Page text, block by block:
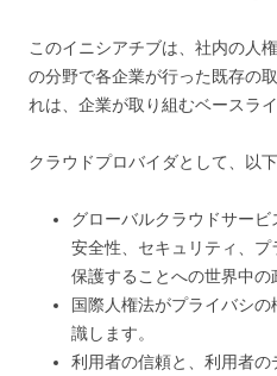
このイニシアチブは、社内の人
の分野で各企業が行った既存の
れは、企業が取り組むベースラ
クラウドプロバイダとして、以
グローバルクラウドサー
安全性、セキュリティ、
保護することへの世界中の
国際人権法がプライバシ
識します。
利用者の信頼と、利用者